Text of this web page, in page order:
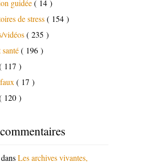
guidée( 14 )
de stress( 154 )
vidéos( 235 )
santé( 196 )
117 )
( 17 )
120 )
dansLes archives vivantes,